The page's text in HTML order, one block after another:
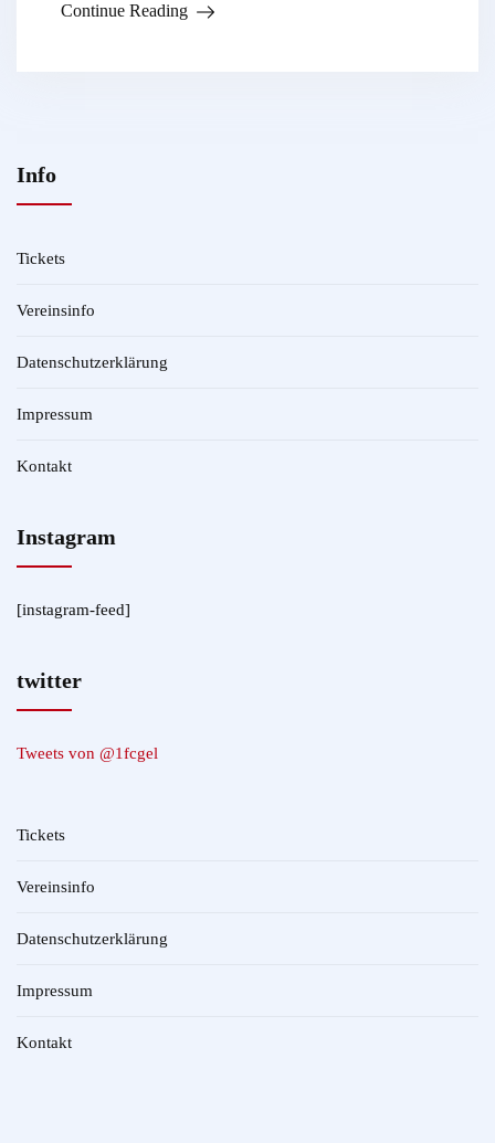
Continue Reading
Info
Tickets
Vereinsinfo
Datenschutzerklärung
Impressum
Kontakt
Instagram
[instagram-feed]
twitter
Tweets von @1fcgel
Tickets
Vereinsinfo
Datenschutzerklärung
Impressum
Kontakt